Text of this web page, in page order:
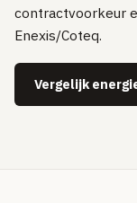
contractvoorkeur
Enexis/Coteq.
Vergelijk